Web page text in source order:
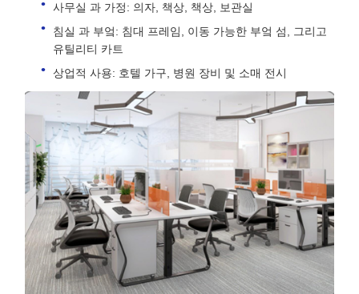
사무실 과 가정: 의자, 책상, 책상, 보관실
침실 과 부엌: 침대 프레임, 이동 가능한 부엌 섬, 그리고
유틸리티 카트
상업적 사용: 호텔 가구, 병원 장비 및 소매 전시